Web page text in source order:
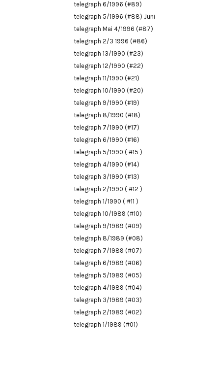
telegraph 6/1996 (#89)
telegraph 5/1996 (#88) Juni
telegraph Mai 4/1996 (#87)
telegraph 2/3 1996 (#86)
telegraph 13/1990 (#23)
telegraph 12/1990 (#22)
telegraph 11/1990 (#21)
telegraph 10/1990 (#20)
telegraph 9/1990 (#19)
telegraph 8/1990 (#18)
telegraph 7/1990 (#17)
telegraph 6/1990 (#16)
telegraph 5/1990 ( #15 )
telegraph 4/1990 (#14)
telegraph 3/1990 (#13)
telegraph 2/1990 ( #12 )
telegraph 1/1990 ( #11 )
telegraph 10/1989 (#10)
telegraph 9/1989 (#09)
telegraph 8/1989 (#08)
telegraph 7/1989 (#07)
telegraph 6/1989 (#06)
telegraph 5/1989 (#05)
telegraph 4/1989 (#04)
telegraph 3/1989 (#03)
telegraph 2/1989 (#02)
telegraph 1/1989 (#01)